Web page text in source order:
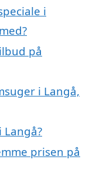
i
på
i Langå,
Langå?
prisen på